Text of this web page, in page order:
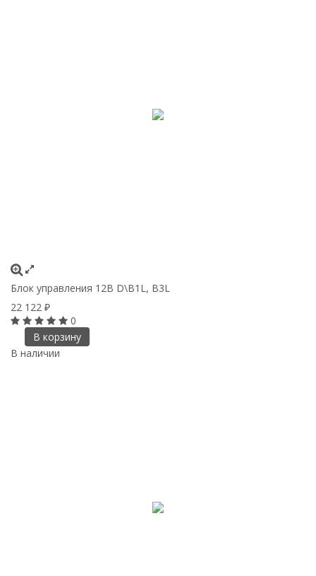
Блок управления 12В D\B1L, B3L
22 122 ₽
0
В корзину
В наличии